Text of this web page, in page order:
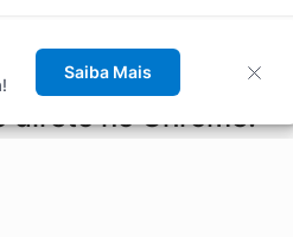
direto no Chrome!
Saiba Mais